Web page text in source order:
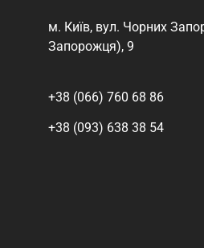
м. Київ, вул. Чорних
Запорожця), 9
+38 (066) 760 68 86
+38 (093) 638 38 54